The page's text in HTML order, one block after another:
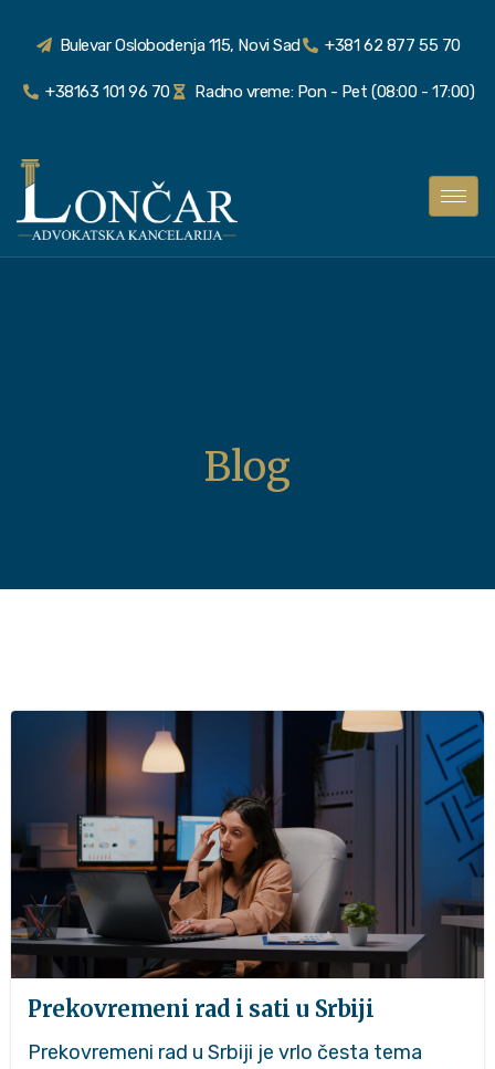
Bulevar Oslobođenja 115, Novi Sad +381 62 877 55 70
+38163 101 96 70 Radno vreme: Pon - Pet (08:00 - 17:00)
Blog
Prekovremeni rad i sati u Srbiji
Prekovremeni rad u Srbiji je vrlo česta tema